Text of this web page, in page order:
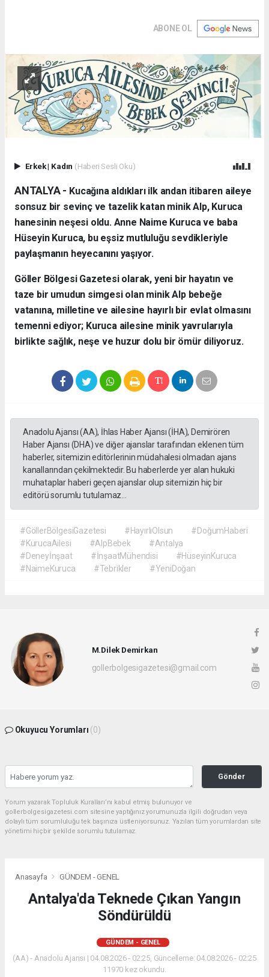
ABONE OL
Erkek| Kadın (Haberi Sesli Oku)
ANTALYA - ​ Kucağına aldıkları ilk andan itibaren aileye
sonsuz bir sevinç ve tazelik katan minik Alp, Kuruca
hanesinin neşesi oldu. Anne Naime Kuruca ve baba
Hüseyin Kuruca, bu eşsiz mutluluğu sevdikleriyle
paylaşmanın heyecanını yaşıyor.
​Göller Bölgesi Gazetesi olarak, yeni bir hayatın ve
taze bir umudun simgesi olan minik Alp bebeğe
vatanına, milletine ve ailesine hayırlı bir evlat olmasını
temenni ediyor; Kuruca ailesine minik yavrularıyla
birlikte sağlık, neşe ve huzur dolu bir ömür diliyoruz.
Anadolu Ajansı (AA), İhlas Haber Ajansı (İHA), Demirören
Haber Ajansı (DHA) ve diğer ajanslar tarafından eklenen tüm
haberler, sitemizin editörlerinin müdahalesi olmadan ajans
kanallarından çekilmektedir. Bu haberlerde yer alan hukuki
muhataplar haberi geçen ajanslar olup sitemizin hiç bir
editörü sorumlu tutulamaz...
#GöllerBölgesiGazetesi #HayırlıOlsun
#DoğumHaberi
#KurucaAilesi
#AlpBebek
#Antalya
#Deneyİnşaat
#İnşaatMühendisi
#HüseyinKuruca
#NaimeKuruca
#Tebrikler #YeniDoğan
M.Dilek Demirkan
gollerbolgesigazetesi@gmail.com
Okuyucu Yorumları (0)
Gönder
Yorum yazarak Topluluk Kuralları’nı kabul etmiş bulunuyor ve
gollerbolgesigazetesi.com sitesine yaptığınız yorumunuzla ilgili doğrudan veya
dolaylı tüm sorumluluğu tek başınıza üstleniyorsunuz. Yazılan tüm yorumlardan site
yönetimi hiçbir şekilde sorumlu tutulamaz.
Anasayfa GÜNDEM - GENEL
Antalya'da Teknede Çıkan Yangın
Söndürüldü
GÜNDEM - GENEL
(AA) - Anadolu Ajansı | 04.08.2026 - 02:25, Güncelleme: 04.08.2026 - 02:25
11970 kez okundu.